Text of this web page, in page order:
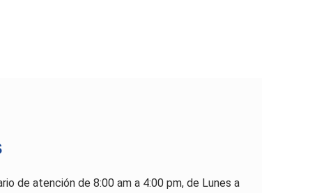
de atención de 8:00 am a 4:00 pm, de Lunes a